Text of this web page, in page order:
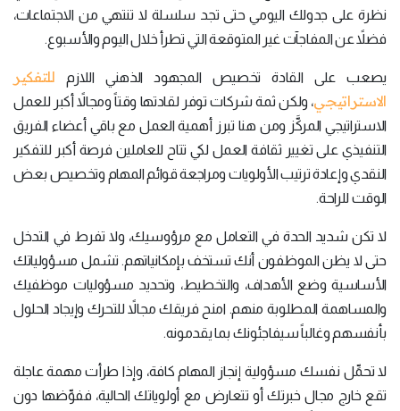
نظرة على جدولك اليومي حتى تجد سلسلة لا تنتهي من الاجتماعات،
فضلاً عن المفاجآت غير المتوقعة التي تطرأ خلال اليوم والأسبوع.
يصعب على القادة تخصيص المجهود الذهني اللازم للتفكير
الاستراتيجي، ولكن ثمة شركات توفر لقادتها وقتاً ومجالاً أكبر للعمل
الاستراتيجي المركَّز ومن هنا تبرز أهمية العمل مع باقي أعضاء الفريق
التنفيذي على تغيير ثقافة العمل لكي تتاح للعاملين فرصة أكبر للتفكير
النقدي وإعادة ترتيب الأولويات ومراجعة قوائم المهام وتخصيص بعض
الوقت للراحة.
لا تكن شديد الحدة في التعامل مع مرؤوسيك، ولا تفرط في التدخل
حتى لا يظن الموظفون أنك تستخف بإمكانياتهم. تشمل مسؤولياتك
الأساسية وضع الأهداف، والتخطيط، وتحديد مسؤوليات موظفيك
والمساهمة المطلوبة منهم. امنح فريقك مجالاً للتحرك وإيجاد الحلول
بأنفسهم وغالباً سيفاجئونك بما يقدمونه.
لا تحمِّل نفسك مسؤولية إنجاز المهام كافة، وإذا طرأت مهمة عاجلة
تقع خارج مجال خبرتك أو تتعارض مع أولوياتك الحالية، ففوِّضها دون